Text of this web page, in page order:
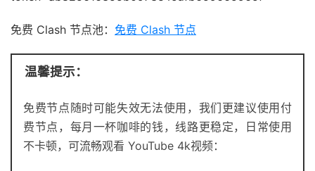
免费 Clash 节点池： 免费 Clash 节点
温馨提示：
免费节点随时可能失效无法使用，我们更建议使用付
费节点，每月一杯咖啡的钱，线路更稳定，日常使用
不卡顿，可流畅观看 YouTube 4k视频：